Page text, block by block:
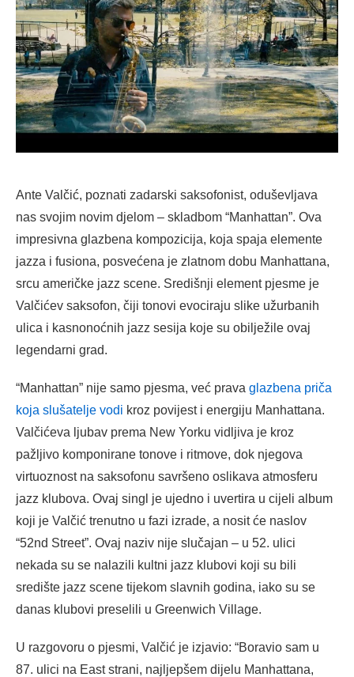
Ante Valčić, poznati zadarski saksofonist, oduševljava
nas svojim novim djelom – skladbom “Manhattan”. Ova
impresivna glazbena kompozicija, koja spaja elemente
jazza i fusiona, posvećena je zlatnom dobu Manhattana,
srcu američke jazz scene. Središnji element pjesme je
Valčićev saksofon, čiji tonovi evociraju slike užurbanih
ulica i kasnonoćnih jazz sesija koje su obilježile ovaj
legendarni grad.
“Manhattan” nije samo pjesma, već prava glazbena priča
koja slušatelje vodi kroz povijest i energiju Manhattana.
Valčićeva ljubav prema New Yorku vidljiva je kroz
pažljivo komponirane tonove i ritmove, dok njegova
virtuoznost na saksofonu savršeno oslikava atmosferu
jazz klubova. Ovaj singl je ujedno i uvertira u cijeli album
koji je Valčić trenutno u fazi izrade, a nosit će naslov
“52nd Street”. Ovaj naziv nije slučajan – u 52. ulici
nekada su se nalazili kultni jazz klubovi koji su bili
središte jazz scene tijekom slavnih godina, iako su se
danas klubovi preselili u Greenwich Village.
U razgovoru o pjesmi, Valčić je izjavio: “Boravio sam u
87. ulici na East strani, najljepšem dijelu Manhattana,